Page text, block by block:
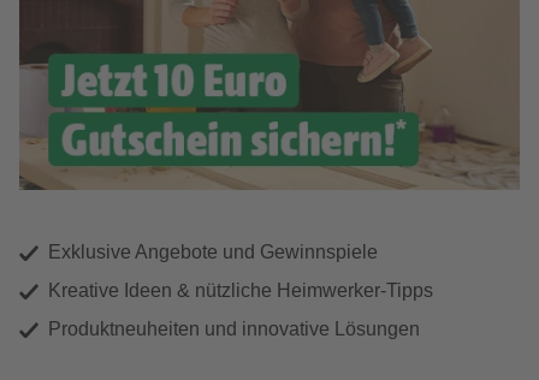
Exklusive Angebote und Gewinnspiele
Kreative Ideen & nützliche Heimwerker-Tipps
Produktneuheiten und innovative Lösungen